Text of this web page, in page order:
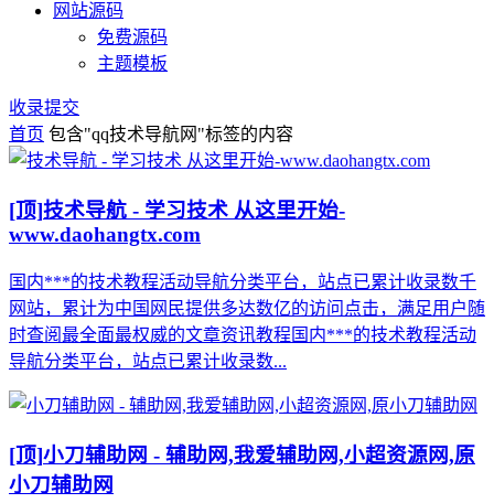
网站源码
免费源码
主题模板
收录提交
首页 包含"qq技术导航网"标签的内容
[顶]技术导航 - 学习技术 从这里开始-
www.daohangtx.com
国内***的技术教程活动导航分类平台，站点已累计收录数千
网站，累计为中国网民提供多达数亿的访问点击，满足用户随
时查阅最全面最权威的文章资讯教程国内***的技术教程活动
导航分类平台，站点已累计收录数...
[顶]小刀辅助网 - 辅助网,我爱辅助网,小超资源网,原
小刀辅助网